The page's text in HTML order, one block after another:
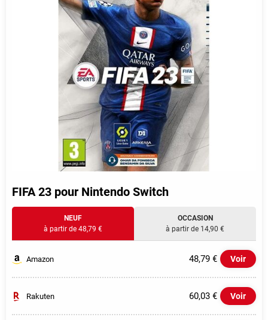
FIFA 23 pour Nintendo Switch
NEUF
à partir de 48,79 €
OCCASION
à partir de 14,90 €
Amazon 48,79 € Voir
Rakuten 60,03 € Voir